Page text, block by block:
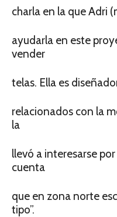
charla en la que Adri
ayudarla en este
vender
telas. Ella es
relacionados con la
la
llevó a interesarse
cuenta
que en zona norte
tipo”.